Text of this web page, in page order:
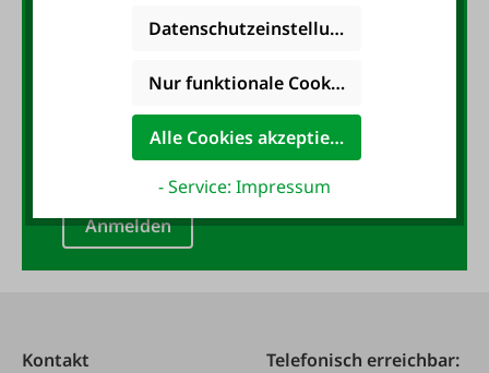
Jetzt für den FAIE-Newsletter
E-Mail-Adresse*
Anmelden
Kontakt Telefonisch erreichbar:
Datenschutzeinstellungen
Nur funktionale Cookies akzeptieren
Alle Cookies akzeptieren
- Service: Impressum